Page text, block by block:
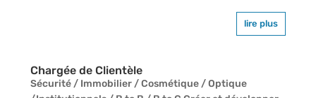
lire plus
Chargée de Clientèle
Sécurité / Immobilier / Cosmétique / Optique